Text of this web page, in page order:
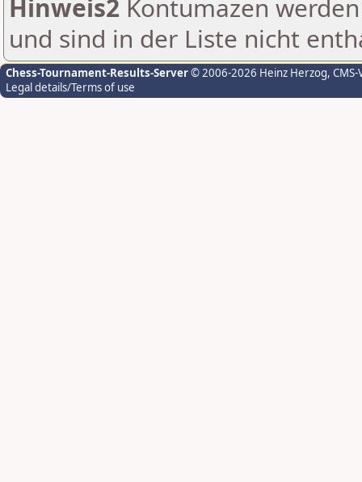
Hinweis2 Kontumazen
und sind in der Liste nicht
Chess-Tournament-Results-Server© 2006-2026 Heinz Herzog,
Legal details/Terms of use